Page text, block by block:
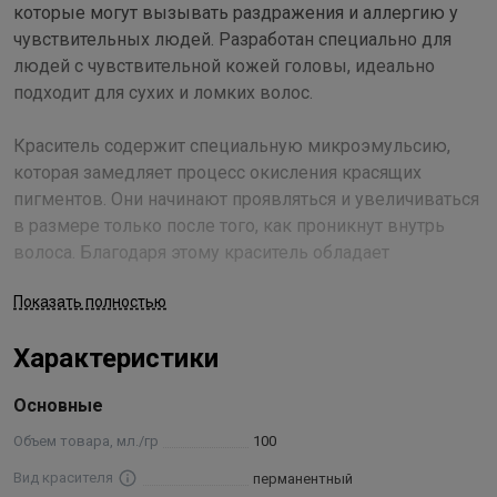
которые могут вызывать раздражения и аллергию у
чувствительных людей. Разработан специально для
людей с чувствительной кожей головы, идеально
подходит для сухих и ломких волос.
Краситель содержит специальную микроэмульсию,
которая замедляет процесс окисления красящих
пигментов. Они начинают проявляться и увеличиваться
в размере только после того, как проникнут внутрь
волоса. Благодаря этому краситель обладает
имеет значительно большую окрашивающую силу;
закрепление красящих пигментов в структуре волоса,
насыщенным; хорошо окрашивает даже самые трудно
поддающиеся стареющие волосы с ослабленной
кератиновой структурой; делает косметический цвет
очень стойким к смыванию.
Показать полностью
Характеристики
Основные
Объем товара, мл./гр 100
Вид красителя перманентный